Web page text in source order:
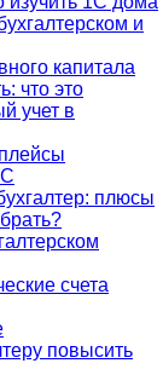
и
капитала
что это
учет в
плюсы
счета
повысить